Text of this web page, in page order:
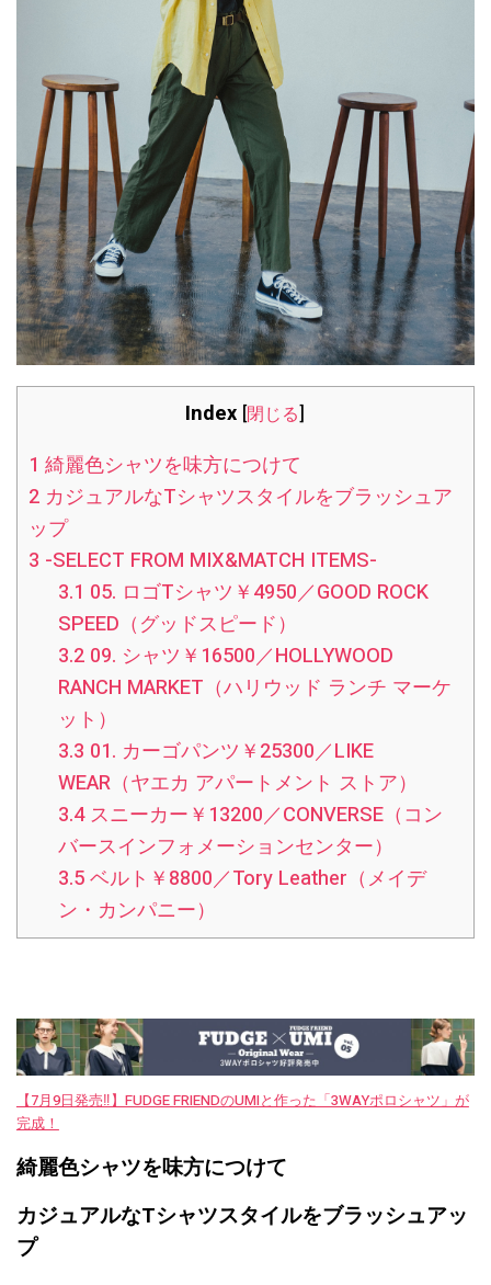
Index [閉じる]
1 綺麗色シャツを味方につけて
2カジュアルなTシャツスタイルをブラッシュア
ップ
3 -SELECT FROM MIX&MATCH ITEMS-
3.1 05. ロゴTシャツ￥4950／GOOD ROCK
SPEED（グッドスピード）
3.2 09. シャツ￥16500／HOLLYWOOD
RANCH MARKET（ハリウッド ランチ マーケ
ット）
3.3 01. カーゴパンツ￥25300／LIKE
WEAR（ヤエカ アパートメント ストア）
3.4スニーカー￥13200／CONVERSE（コン
バースインフォメーションセンター）
3.5ベルト￥8800／Tory Leather（メイデ
ン・カンパニー）
【7月9日発売‼︎】FUDGE FRIENDのUMIと作った「3WAYポロシャツ」が
完成！
綺麗色シャツを味方につけて
カジュアルなTシャツスタイルをブラッシュアッ
プ